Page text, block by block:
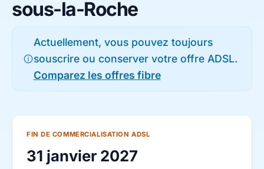
sous-la-Roche
Actuellement, vous pouvez toujours
souscrire ou conserver votre offre ADSL.
Comparez les offres fibre
FIN DE COMMERCIALISATION ADSL
31 janvier 2027